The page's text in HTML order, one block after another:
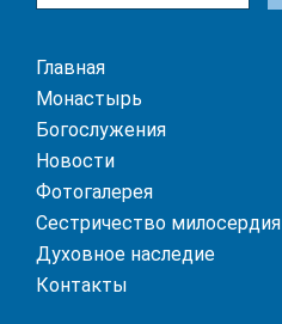
Главная
Монастырь
Богослужения
Новости
Фотогалерея
Сестричество милосердия
Духовное наследие
Контакты